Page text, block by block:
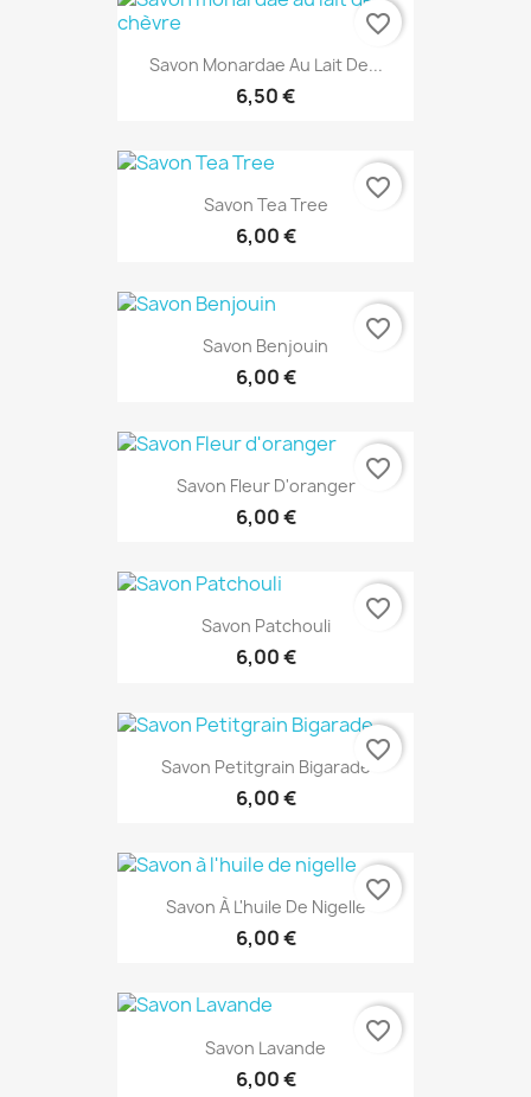
Savon Monardae Au Lait De...
6,50 €
favorite_border
Savon Tea Tree
6,00 €
favorite_border
Savon Benjouin
6,00 €
favorite_border
Savon Fleur D'oranger
6,00 €
favorite_border
Savon Patchouli
6,00 €
favorite_border
Savon Petitgrain Bigarade
6,00 €
favorite_border
Savon À L'huile De Nigelle
6,00 €
favorite_border
Savon Lavande
6,00 €
favorite_border